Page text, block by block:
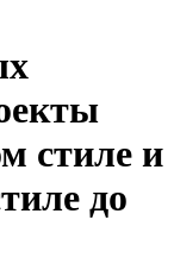
стиле и
до